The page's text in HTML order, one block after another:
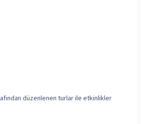
düzenlenen turlar ile etkinlikler